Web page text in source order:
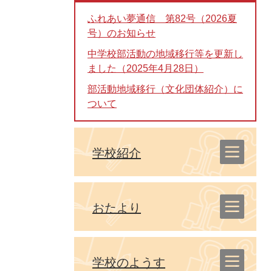
ふれあい夢通信 第82号（2026夏
号）のお知らせ
中学校部活動の地域移行等を更新し
ました（2025年4月28日）
部活動地域移行（文化団体紹介）に
ついて
学校紹介
おたより
学校のようす